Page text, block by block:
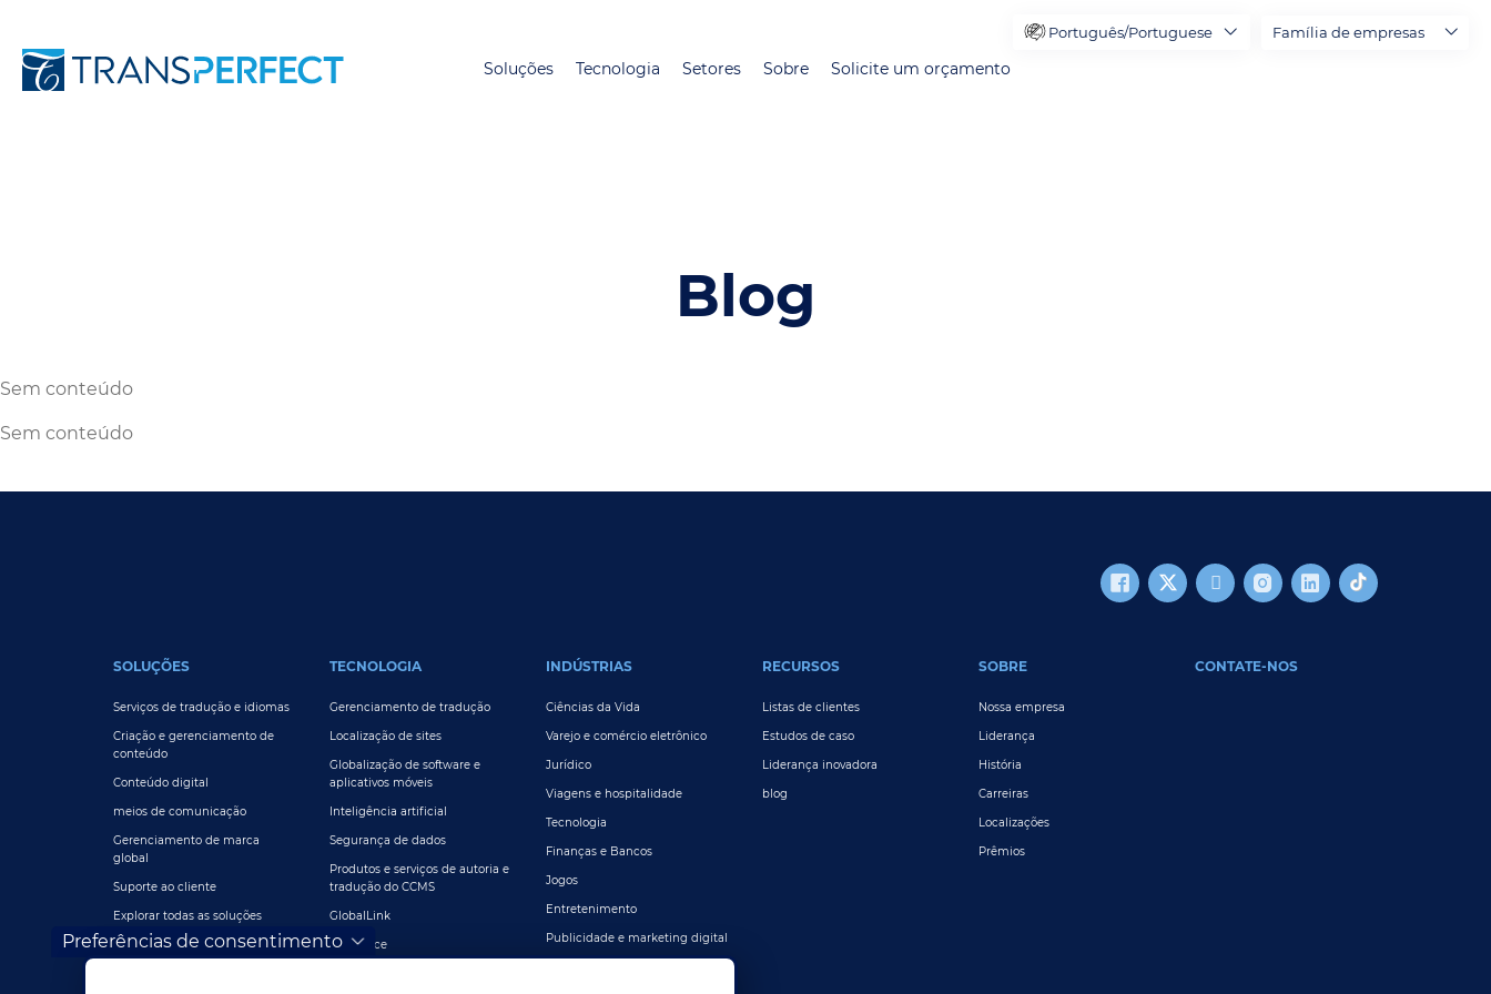
Soluções Tecnologia Setores Sobre Solicite um orçamento
Português/Portuguese Família de empresas
Blog
Sem conteúdo
Sem conteúdo
SOLUÇÕES
Serviços de tradução e idiomas
Criação e gerenciamento de
conteúdo
Conteúdo digital
meios de comunicação
Gerenciamento de marca
global
Suporte ao cliente
Explorar todas as soluções
TECNOLOGIA
Gerenciamento de tradução
Localização de sites
Globalização de software e
aplicativos móveis
Inteligência artificial
Segurança de dados
Produtos e serviços de autoria e
tradução do CCMS
GlobalLink
DataForce
INDÚSTRIAS
Ciências da Vida
Varejo e comércio eletrônico
Jurídico
Viagens e hospitalidade
Tecnologia
Finanças e Bancos
Jogos
Entretenimento
Publicidade e marketing digital
RECURSOS
Listas de clientes
Estudos de caso
Liderança inovadora
blog
SOBRE
Nossa empresa
Liderança
História
Carreiras
Localizações
Prêmios
CONTATE-NOS
Preferências de consentimento